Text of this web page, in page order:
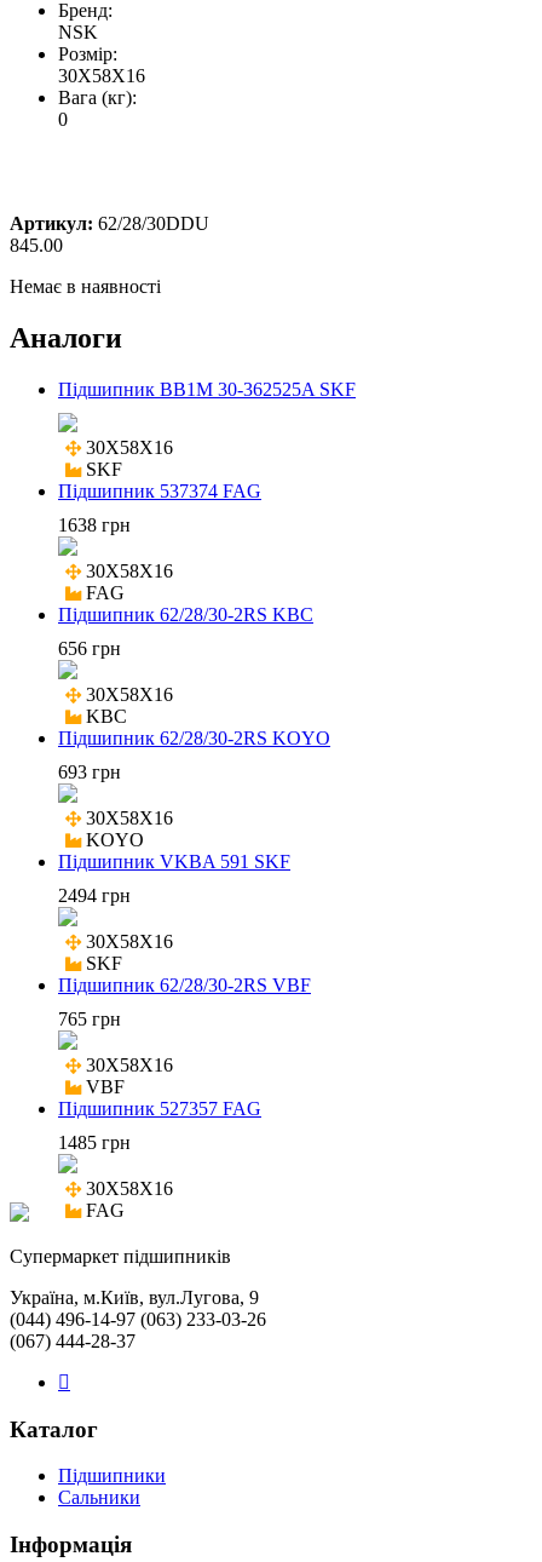
Бренд:
NSK
Розмір:
30X58X16
Вага (кг):
0
Артикул: 62/28/30DDU
845.00
Немає в наявності
Аналоги
Підшипник BB1M 30-362525A SKF
30X58X16
SKF
Підшипник 537374 FAG
1638 грн
30X58X16
FAG
Підшипник 62/28/30-2RS KBC
656 грн
30X58X16
KBC
Підшипник 62/28/30-2RS KOYO
693 грн
30X58X16
KOYO
Підшипник VKBA 591 SKF
2494 грн
30X58X16
SKF
Підшипник 62/28/30-2RS VBF
765 грн
30X58X16
VBF
Підшипник 527357 FAG
1485 грн
30X58X16
FAG
Cупермаркет підшипників
Україна, м.Київ, вул.Лугова, 9
(044) 496-14-97 (063) 233-03-26
(067) 444-28-37
Каталог
Підшипники
Сальники
Інформація